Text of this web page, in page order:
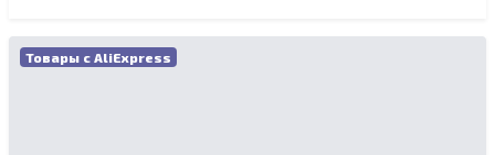
Товары с AliExpress